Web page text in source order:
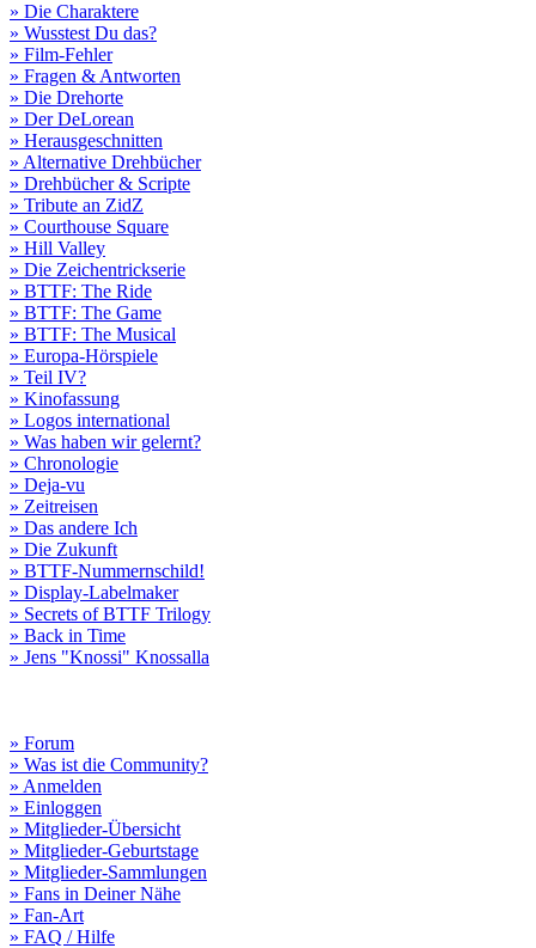
» Die Charaktere
» Wusstest Du das?
» Film-Fehler
» Fragen & Antworten
» Die Drehorte
» Der DeLorean
» Herausgeschnitten
» Alternative Drehbücher
» Drehbücher & Scripte
» Tribute an ZidZ
» Courthouse Square
» Hill Valley
» Die Zeichentrickserie
» BTTF: The Ride
» BTTF: The Game
» BTTF: The Musical
» Europa-Hörspiele
» Teil IV?
» Kinofassung
» Logos international
» Was haben wir gelernt?
» Chronologie
» Deja-vu
» Zeitreisen
» Das andere Ich
» Die Zukunft
» BTTF-Nummernschild!
» Display-Labelmaker
» Secrets of BTTF Trilogy
» Back in Time
» Jens "Knossi" Knossalla
» Forum
» Was ist die Community?
» Anmelden
» Einloggen
» Mitglieder-Übersicht
» Mitglieder-Geburtstage
» Mitglieder-Sammlungen
» Fans in Deiner Nähe
» Fan-Art
» FAQ / Hilfe